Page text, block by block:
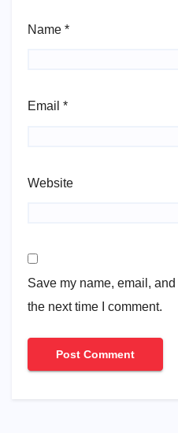
Name *
Email *
Website
Save my name, email,
the next time I comment.